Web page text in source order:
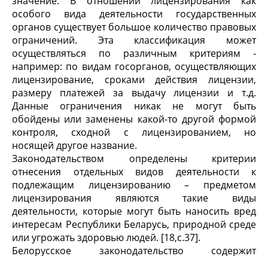
особого вида деятельности государственных
органов существует большое количество правовых
ограничений. Эта классификация может
осуществляться по различным критериям -
например: по видам госорганов, осуществляющих
лицензирование, сроками действия лицензии,
размеру платежей за выдачу лицензии и т.д.
Данные ограничения никак не могут быть
обойдены или заменены какой-то другой формой
контроля, сходной с лицензированием, но
носящей другое название.
Законодательством определены критерии
отнесения отдельных видов деятельности к
подлежащим лицензированию – предметом
лицензирования являются такие виды
деятельности, которые могут быть наносить вред
интересам Республики Беларусь, природной среде
или угрожать здоровью людей. [18,с.37].
Белорусское законодательство содержит